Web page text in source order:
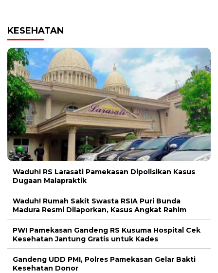
KESEHATAN
Waduh! RS Larasati Pamekasan Dipolisikan Kasus
Dugaan Malapraktik
Waduh! Rumah Sakit Swasta RSIA Puri Bunda
Madura Resmi Dilaporkan, Kasus Angkat Rahim
PWI Pamekasan Gandeng RS Kusuma Hospital Cek
Kesehatan Jantung Gratis untuk Kades
Gandeng UDD PMI, Polres Pamekasan Gelar Bakti
Kesehatan Donor